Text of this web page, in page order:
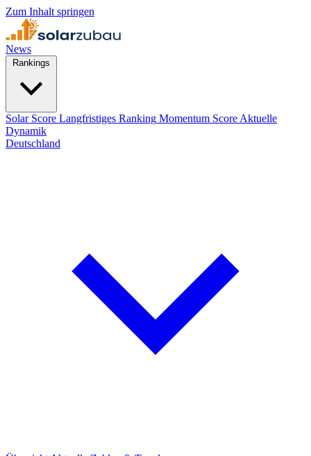
Zum Inhalt springen
News
Solar Score Langfristiges Ranking Momentum Score Aktuelle
Dynamik
Deutschland